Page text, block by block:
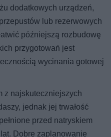
dodatkowych urządzeń,
lub rezerwowych
późniejszą rozbudowę
przygotowań jest
wycinania gotowej
z najskuteczniejszych
jednak jej trwałość
przed natryskiem
Dobre zaplanowanie